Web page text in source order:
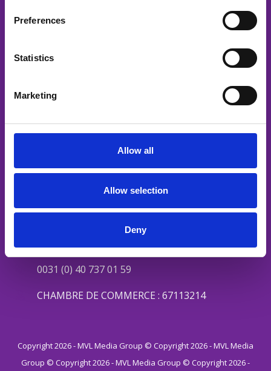
Preferences
Statistics
Marketing
Allow all
Allow selection
Deny
Vidéos sur les produits
Vidéos sur la sécurité
Contenu social
Podcast
Valkenswaardseweg 27
0031 (0) 40 737 01 59
CHAMBRE DE COMMERCE : 67113214
Copyright 2026 - MVL Media Group © Copyright 2026 - MVL Media
Group © Copyright 2026 - MVL Media Group © Copyright 2026 -